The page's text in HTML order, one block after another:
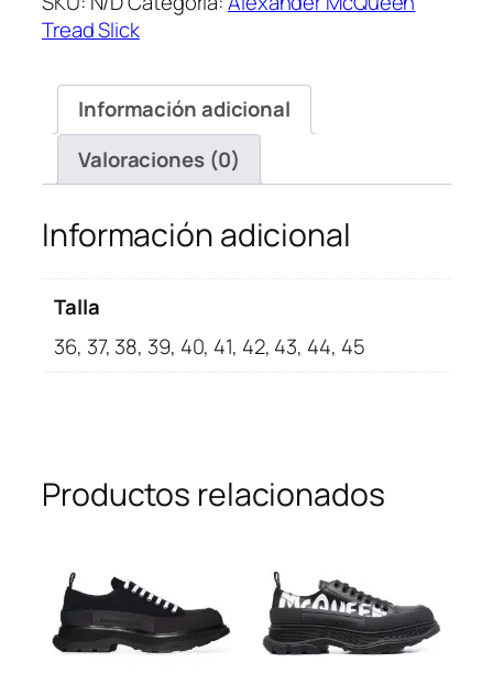
Slick
Boot
Logo
cantidad
Tread Slick
Información adicional
Valoraciones (0)
Información adicional
Talla
36, 37, 38, 39, 40, 41, 42, 43, 44, 45
Productos relacionados